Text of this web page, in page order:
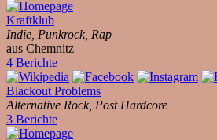
Kraftklub
Indie, Punkrock, Rap
aus Chemnitz
4 Berichte
Blackout Problems
Alternative Rock, Post Hardcore
3 Berichte